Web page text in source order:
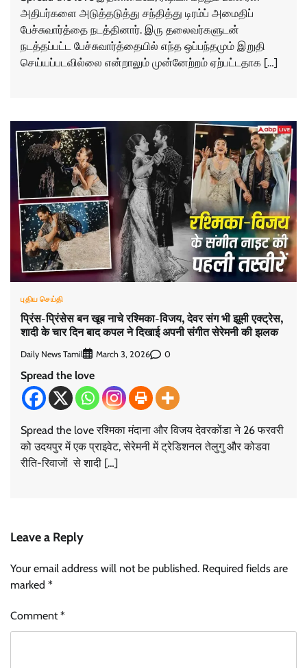
அதிபர்களை அடுத்தடுத்து சந்தித்து டிரம்ப் அமைதிப்
பேச்சுவார்த்தை நடத்தினார். இரு தலைவர்களுடன்
நடத்தப்பட்ட பேச்சுவார்த்தையில் எந்த ஒப்பந்தமும் இறுதி
செய்யப்படவில்லை என்றாலும் முன்னேற்றம் ஏற்பட்டதாக […]
புதிய செய்தி
प्रिंस-प्रिंसेस बन खूब नाचे रश्मिका-विजय, देवर संग भी झूमी एक्ट्रेस,
शादी के चार दिन बाद कपल ने दिखाई अपनी संगीत सेरेमनी की झलक
Daily News Tamil March 3, 2026 0
Spread the love
Spread the love रश्मिका मंदाना और विजय देवरकोंडा ने 26 फरवरी
को उदयपुर में एक प्राइवेट, सेरेमनी में ट्रेडिशनल तेलुगु और कोडवा
रीति-रिवाजों से शादी […]
Leave a Reply
Your email address will not be published. Required fields are
marked *
Comment*